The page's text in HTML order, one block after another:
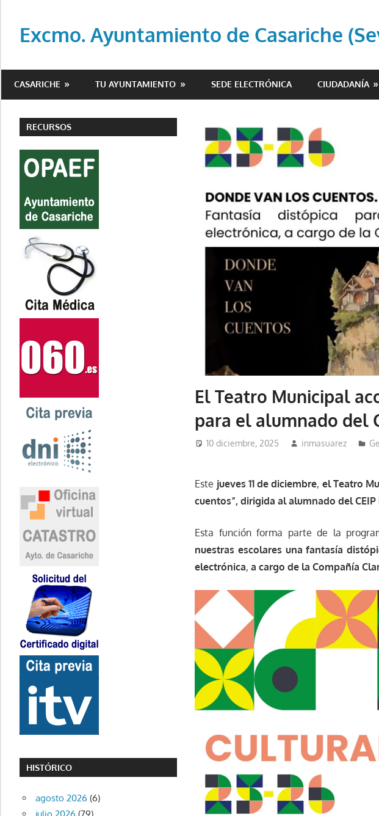
contenido
Excmo. Ayuntamiento de Casariche
del
de
Casariche
CASARICHE TU AYUNTAMIENTO SEDE ELECTRÓNICA CIUDADANÍA
El Teatro Municipal
para el alumnado del
10 diciembre, 2025 inmasuarez
Este jueves 11 de diciembre, el Teatro
cuentos”, dirigida al alumnado del CEIP
Esta función forma parte de la
nuestras escolares una fantasía
electrónica,a cargo de la Compañía
RECURSOS
HISTÓRICO
agosto 2026 (6)